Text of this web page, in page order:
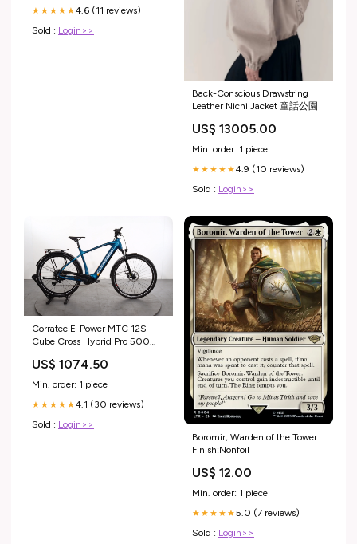
★★★★★4.6 (11 reviews)
Sold : Login>>
Back-Conscious Drawstring
Leather Nichi Jacket 童話公園
US$ 13005.00
Min. order: 1 piece
★★★★★4.9 (10 reviews)
Sold : Login>>
Corratec E-Power MTC 12S
Cube Cross Hybrid Pro 500
US$ 1074.50
Min. order: 1 piece
★★★★★4.1 (30 reviews)
Sold : Login>>
Boromir, Warden of the Tower
Finish:Nonfoil
US$ 12.00
Min. order: 1 piece
★★★★★5.0 (7 reviews)
Sold : Login>>